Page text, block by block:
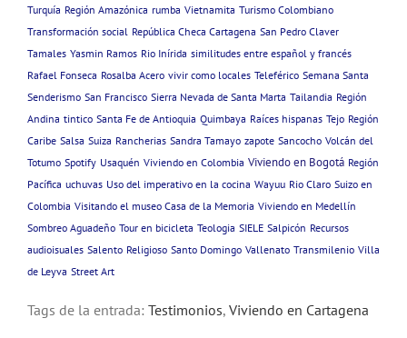
Turquía Región Amazónica rumba Vietnamita Turismo Colombiano
Transformación social República Checa Cartagena San Pedro Claver
Tamales Yasmin Ramos Rio Inírida similitudes entre español y francés
Rafael Fonseca Rosalba Acero vivir como locales Teleférico Semana Santa
Senderismo San Francisco Sierra Nevada de Santa Marta Tailandia Región
Andina tintico Santa Fe de Antioquia Quimbaya Raíces hispanas Tejo Región
Caribe Salsa Suiza Rancherias Sandra Tamayo zapote Sancocho Volcán del
Totumo Spotify Usaquén Viviendo en Colombia Viviendo en Bogotá Región
Pacífica uchuvas Uso del imperativo en la cocina Wayuu Rio Claro Suizo en
Colombia Visitando el museo Casa de la Memoria Viviendo en Medellín
Sombreo Aguadeño Tour en bicicleta Teologia SIELE Salpicón Recursos
audioisuales Salento Religioso Santo Domingo Vallenato Transmilenio Villa
de Leyva Street Art
Tags de la entrada: Testimonios, Viviendo en Cartagena